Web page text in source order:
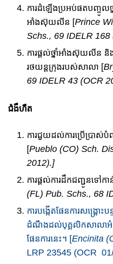
ការដំឡើងប្រអប់​ផត​​បញ្ចូ
អាំងស៊ុយ​​លីន​ [Prince
Schs., 69 IDELR 168
ការផ្តល់​ថ្នាំ​អាំងស៊ុយលីន​ និ
រថយន្ត​ក្រុង​​របស់សាលា​ [
69 IDELR 43 (OCR
ជំងឺ​ហឺត​
ការជួយ​ដល់ការប្រើប្រាស់​
[Pueblo (CO) Sch.
2012).]
ការផ្តល់​ការដឹកជញ្ជូន​​ទៅក
(FL) Pub. Schs., 68
ការបង្កើត​ផែនការសង្គ្រោះ
ដំណឹង​​​ដល់បុគ្គលិក​សាលា​អំពី​វិ
ផែនការនេះ​។ [Encinita
LRP 23545 (OCR